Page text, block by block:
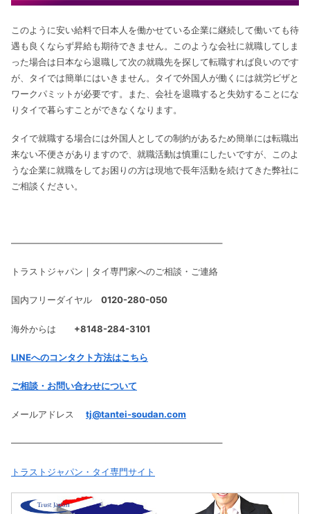
このように安い給料で日本人を働かせている企業に継続して働いても待
遇も良くならず昇給も期待できません。このような会社に就職してしま
った場合は日本なら退職して次の就職先を探して転職すれば良いのです
が、タイでは簡単にはいきません。タイで外国人が働くには就労ビザと
ワークパミットが必要です。また、会社を退職すると失効することにな
りタイで暮らすことができなくなります。
タイで就職する場合には外国人としての制約があるため簡単には転職出
来ない不便さがありますので、就職活動は慎重にしたいですが、このよ
うな企業に就職をしてお困りの方は現地で長年活動を続けてきた弊社に
ご相談ください。
———————————————————————–
トラストジャパン｜タイ専門家へのご相談・ご連絡
国内フリーダイヤル 0120-280-050
海外からは +8148-284-3101
LINEへのコンタクト方法はこちら
ご相談・お問い合わせについて
メールアドレス tj@tantei-soudan.com
———————————————————————–
トラストジャパン・タイ専門サイト